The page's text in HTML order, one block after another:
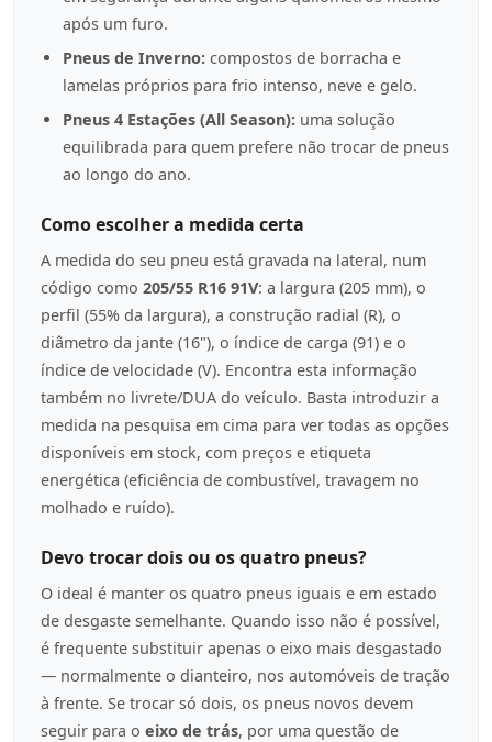
após um furo.
Pneus de Inverno: compostos de borracha e
lamelas próprios para frio intenso, neve e gelo.
Pneus 4 Estações (All Season): uma solução
equilibrada para quem prefere não trocar de pneus
ao longo do ano.
Como escolher a medida certa
A medida do seu pneu está gravada na lateral, num
código como 205/55 R16 91V: a largura (205 mm), o
perfil (55% da largura), a construção radial (R), o
diâmetro da jante (16"), o índice de carga (91) e o
índice de velocidade (V). Encontra esta informação
também no livrete/DUA do veículo. Basta introduzir a
medida na pesquisa em cima para ver todas as opções
disponíveis em stock, com preços e etiqueta
energética (eficiência de combustível, travagem no
molhado e ruído).
Devo trocar dois ou os quatro pneus?
O ideal é manter os quatro pneus iguais e em estado
de desgaste semelhante. Quando isso não é possível,
é frequente substituir apenas o eixo mais desgastado
— normalmente o dianteiro, nos automóveis de tração
à frente. Se trocar só dois, os pneus novos devem
seguir para o eixo de trás, por uma questão de